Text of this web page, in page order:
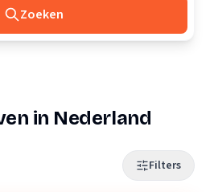
Zoeken
in Nederland
Filters